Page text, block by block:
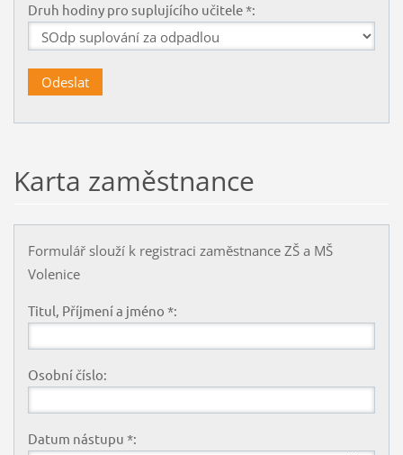
Druh hodiny pro suplujícího učitele *:
Karta zaměstnance
Formulář slouží k registraci zaměstnance ZŠ a MŠ
Volenice
Titul, Příjmení a jméno *:
Osobní číslo:
Datum nástupu *: